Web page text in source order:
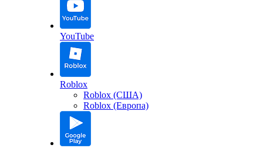
YouTube
Roblox
Roblox (США)
Roblox (Европа)